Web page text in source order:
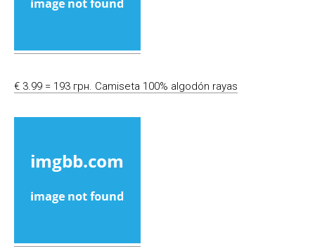
€ 3.99 = 193 грн. Camiseta 100% algodón rayas